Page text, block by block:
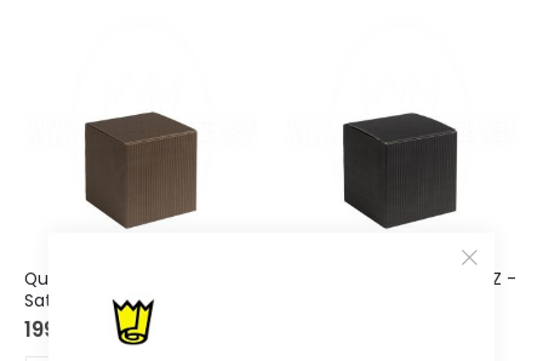
Qubus 7x7x7cm BRAUN -
Satz mit 200 Stück.
199,00 €
Qubus 7x7x7cm SCHWARZ -